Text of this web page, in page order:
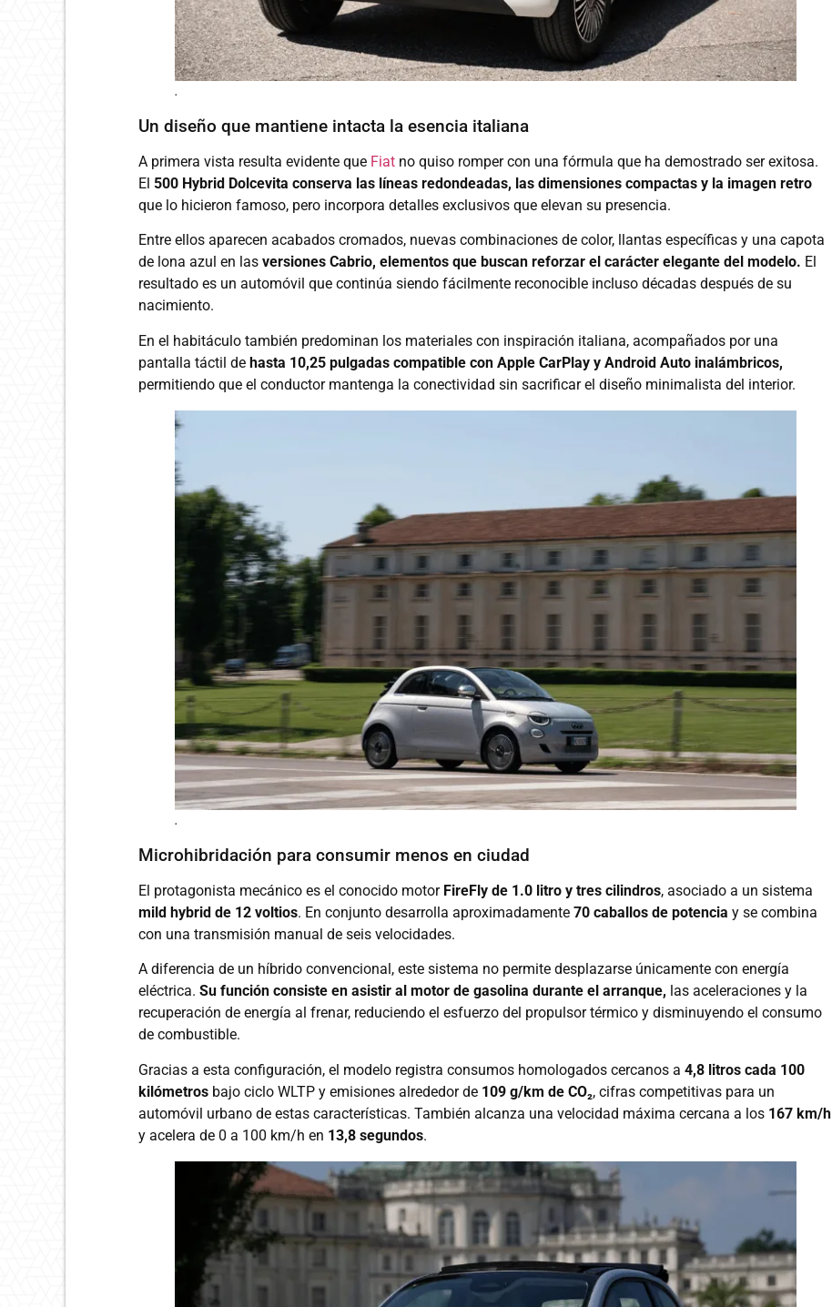
.
Un diseño que mantiene intacta la esencia italiana
A primera vista resulta evidente que Fiat no quiso romper con una fórmula que ha demostrado ser exitosa.
El 500 Hybrid Dolcevita conserva las líneas redondeadas, las dimensiones compactas y la imagen retro
que lo hicieron famoso, pero incorpora detalles exclusivos que elevan su presencia.
Entre ellos aparecen acabados cromados, nuevas combinaciones de color, llantas específicas y una capota
de lona azul en las versiones Cabrio, elementos que buscan reforzar el carácter elegante del modelo. El
resultado es un automóvil que continúa siendo fácilmente reconocible incluso décadas después de su
nacimiento.
En el habitáculo también predominan los materiales con inspiración italiana, acompañados por una
pantalla táctil de hasta 10,25 pulgadas compatible con Apple CarPlay y Android Auto inalámbricos,
permitiendo que el conductor mantenga la conectividad sin sacrificar el diseño minimalista del interior.
.
Microhibridación para consumir menos en ciudad
El protagonista mecánico es el conocido motor FireFly de 1.0 litro y tres cilindros, asociado a un sistema
mild hybrid de 12 voltios. En conjunto desarrolla aproximadamente 70 caballos de potencia y se combina
con una transmisión manual de seis velocidades.
A diferencia de un híbrido convencional, este sistema no permite desplazarse únicamente con energía
eléctrica. Su función consiste en asistir al motor de gasolina durante el arranque, las aceleraciones y la
recuperación de energía al frenar, reduciendo el esfuerzo del propulsor térmico y disminuyendo el consumo
de combustible.
Gracias a esta configuración, el modelo registra consumos homologados cercanos a 4,8 litros cada 100
kilómetros bajo ciclo WLTP y emisiones alrededor de 109 g/km de CO₂, cifras competitivas para un
automóvil urbano de estas características. También alcanza una velocidad máxima cercana a los 167 km/h
y acelera de 0 a 100 km/h en 13,8 segundos.